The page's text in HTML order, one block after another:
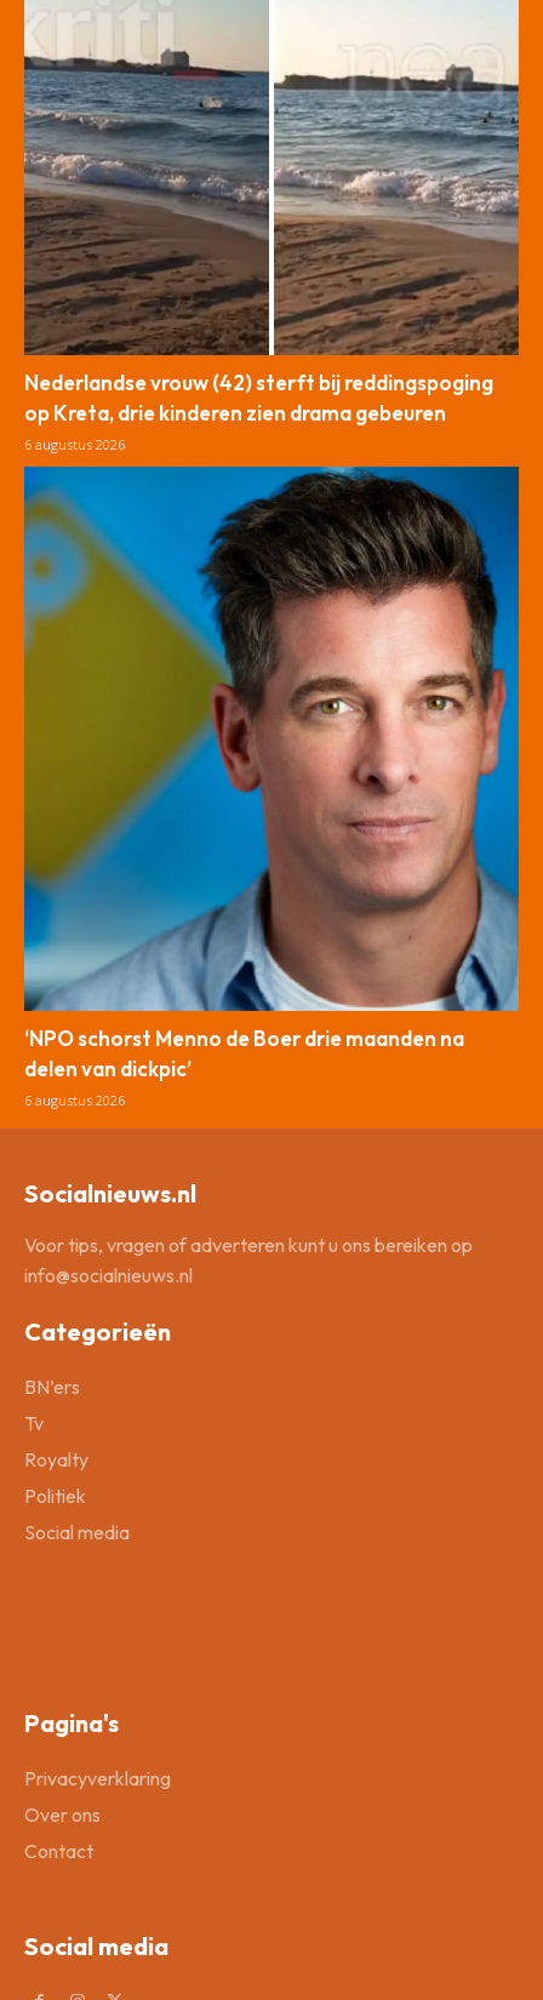
Nederlandse vrouw (42) sterft bij reddingspoging
op Kreta, drie kinderen zien drama gebeuren
6 augustus 2026
‘NPO schorst Menno de Boer drie maanden na
delen van dickpic’
6 augustus 2026
Socialnieuws.nl
Voor tips, vragen of adverteren kunt u ons bereiken op
info@socialnieuws.nl
Categorieën
BN’ers
Tv
Royalty
Politiek
Social media
Pagina's
Privacyverklaring
Over ons
Contact
Social media